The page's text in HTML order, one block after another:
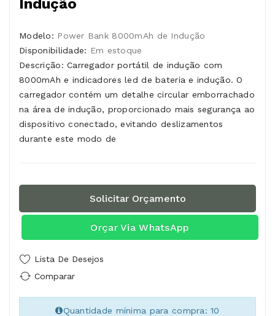
Indução
Modelo: Power Bank 8000mAh de Indução
Disponibilidade: Em estoque
Descrição: Carregador portátil de indução com
8000mAh e indicadores led de bateria e indução. O
carregador contém um detalhe circular emborrachado
na área de indução, proporcionado mais segurança ao
dispositivo conectado, evitando deslizamentos
durante este modo de
Solicitar Orçamento
Orçar Via WhatsApp
Lista De Desejos
Comparar
Quantidade mínima para compra: 10